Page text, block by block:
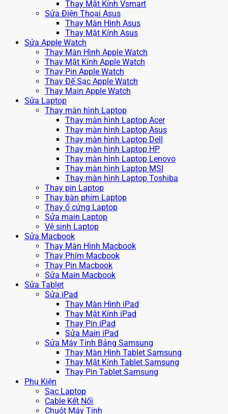
Thay Mặt Kính Vsmart
Sửa Điện Thoại Asus
Thay Màn Hình Asus
Thay Mặt Kính Asus
Sửa Apple Watch
Thay Màn Hình Apple Watch
Thay Mặt Kính Apple Watch
Thay Pin Apple Watch
Thay Đế Sạc Apple Watch
Thay Main Apple Watch
Sửa Laptop
Thay màn hình Laptop
Thay màn hình Laptop Acer
Thay màn hình Laptop Asus
Thay màn hình Laptop Dell
Thay màn hình Laptop HP
Thay màn hình Laptop Lenovo
Thay màn hình Laptop MSI
Thay màn hình Laptop Toshiba
Thay pin Laptop
Thay bàn phím Laptop
Thay ổ cứng Laptop
Sửa main Laptop
Vệ sinh Laptop
Sửa Macbook
Thay Màn Hình Macbook
Thay Phím Macbook
Thay Pin Macbook
Sửa Main Macbook
Sửa Tablet
Sửa iPad
Thay Màn Hình iPad
Thay Mặt Kính iPad
Thay Pin iPad
Sửa Main iPad
Sửa Máy Tính Bảng Samsung
Thay Màn Hình Tablet Samsung
Thay Mặt Kính Tablet Samsung
Thay Pin Tablet Samsung
Phụ Kiện
Sạc Laptop
Cable Kết Nối
Chuột Máy Tính